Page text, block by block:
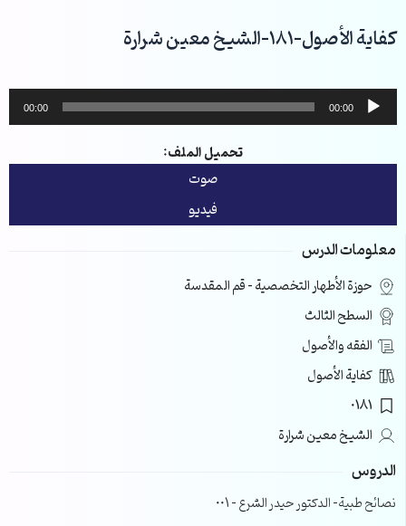
إلى
المحتوى
كفاية الأصول-181-الشيخ معين شرارة
مشغل
الصوت
00:00
00:00
تحميل الملف:
صوت
فيديو
معلومات الدرس
حوزة الأطهار التخصصية – قم المقدسة
السطح الثالث
الفقه والأصول
كفاية الأصول
0181
الشيخ معين شرارة
الدروس
نصائح طبية- الدكتور حيدر الشرع – 001